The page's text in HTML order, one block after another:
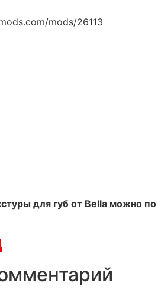
mods/26113
для губ от Bella можно по